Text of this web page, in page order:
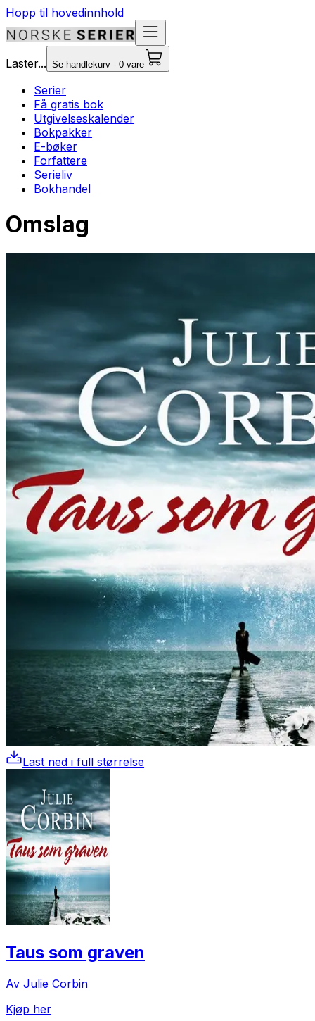
Hopp til hovedinnhold
Laster... Se handlekurv - 0 vare
Serier
Få gratis bok
Utgivelseskalender
Bokpakker
E-bøker
Forfattere
Serieliv
Bokhandel
Omslag
Last ned i full størrelse
Taus som graven
Av Julie Corbin
Kjøp her